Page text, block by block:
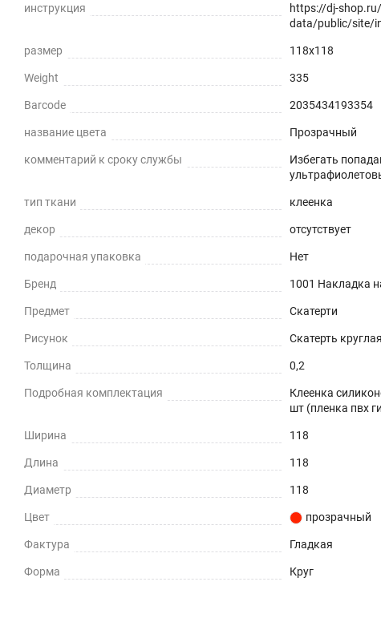
Термостойкость
До +70°С.
Влагостойкость
Защита поверхности вашего стола от воды и пролитых
ПОДХОДИТ ДЛЯ ЛЮБОГО ИНТЕРЬЕРА
Можно устанавливать на любые плоские поверхности -
ОБЕДЕННЫЙ СТОЛ
СТОЛЕШНИЦЫ
РАБОЧИЙ СТОЛ
ЖУРНАЛЬНЫЙ СТОЛ
ДЕТСКИЙ СТОЛ
ПОДГОТОВКА К ИСПОЛЬЗОВАНИЮ
инструкция
https://dj-
data/public/site/
размер 118x118
Weight 335
Barcode 2035434193354
название цвета Прозрачный
комментарий к сроку службы
Избегать
тип ткани клеенка
декор отсутствует
подарочная упаковка Нет
Бренд 1001 Накладка
Предмет Скатерти
Рисунок Скатерть
Толщина 0,2
Подробная комплектация
Клеенка
шт (пленка пвх
Ширина 118
Длина 118
Диаметр 118
Цвет прозрачный
Фактура Гладкая
Форма Круг